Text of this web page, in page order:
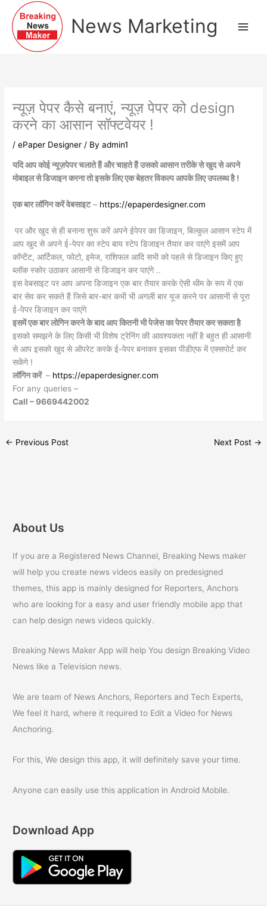
content
News Marketing
न्यूज़ पेपर कैसे बनाएं, न्यूज़ पेपर को design
करने का आसान सॉफ्टवेयर !
/ePaper Designer / Byadmin1
यदि आप कोई न्यूज़पेपर चलाते हैं और चाहते हैं उसको आसान तरीके से खुद से अपने
मोबाइल से डिजाइन करना तो इसके लिए एक बेहतर विकल्प आपके लिए उपलब्ध है !
एक बार लॉगिन करें वेबसाइट– https://epaperdesigner.com
पर और खुद से ही बनाना शुरू करें अपने ईपेपर का डिजाइन, बिल्कुल आसान स्टेप में
आप खुद से अपने ई-पेपर का स्टेप बाय स्टेप डिजाइन तैयार कर पाएंगे इसमें आप
कॉन्टेंट, आर्टिकल, फोटो, इमेज, राशिफल आदि सभी को पहले से डिजाइन किए हुए
ब्लॉक स्कोर उठाकर आसानी से डिजाइन कर पाएंगे ..
इस वेबसाइट पर आप अपना डिजाइन एक बार तैयार करके ऐसी थीम के रूप में एक
बार सेव कर सकते हैं जिसे बार-बार कभी भी अगली बार यूज करने पर आसानी से पूरा
ई-पेपर डिजाइन कर पाएंगे
इसमें एक बार लोगिन करने के बाद आप कितनी भी पेजेस का पेपर तैयार कर सकता है
इसको समझने के लिए किसी भी विशेष ट्रेनिंग की आवश्यकता नहीं है बहुत ही आसानी
से आप इसको खुद से ऑपरेट करके ई-पेपर बनाकर इसका पीडीएफ में एक्सपोर्ट कर
सकेंगे !
लॉगिन करें – https://epaperdesigner.com
For any queries –
Call – 9669442002
← Previous Post Next Post →
About Us
If you are a Registered News Channel, Breaking News maker
will help you create news videos easily on predesigned
themes, this app is mainly designed for Reporters, Anchors
who are looking for a easy and user friendly mobile app that
can help design news videos quickly.
Breaking News Maker App will help You design Breaking Video
News like a Television news.
We are team of News Anchors, Reporters and Tech Experts,
We feel it hard, where it required to Edit a Video for News
Anchoring.
For this, We design this app, it will definitely save your time.
Anyone can easily use this application in Android Mobile.
Download App